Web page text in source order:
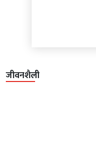
जीवनशैली